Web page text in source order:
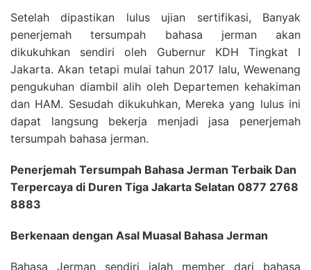
Setelah dipastikan lulus ujian sertifikasi, Banyak
penerjemah tersumpah bahasa jerman akan
dikukuhkan sendiri oleh Gubernur KDH Tingkat I
Jakarta. Akan tetapi mulai tahun 2017 lalu, Wewenang
pengukuhan diambil alih oleh Departemen kehakiman
dan HAM. Sesudah dikukuhkan, Mereka yang lulus ini
dapat langsung bekerja menjadi jasa penerjemah
tersumpah bahasa jerman.
Penerjemah Tersumpah Bahasa Jerman Terbaik Dan
Terpercaya di Duren Tiga Jakarta Selatan 0877 2768
8883
Berkenaan dengan Asal Muasal Bahasa Jerman
Bahasa Jerman sendiri ialah member dari bahasa